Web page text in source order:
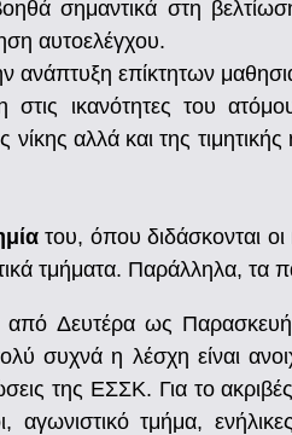
σημαντικά στη
αυτοελέγχου.
ανάπτυξη επίκτητων
ικανότητες του
αλλά και της
του, όπου διδάσκονται οι
τμήματα. Παράλληλα, τα
από Δευτέρα ως
συχνά η λέσχη είναι
της ΕΣΣΚ. Για το
αγωνιστικό τμήμα,